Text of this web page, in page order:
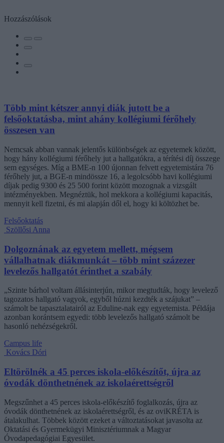
Hozzászólások
Több mint kétszer annyi diák jutott be a
felsőoktatásba, mint ahány kollégiumi férőhely
összesen van
Nemcsak abban vannak jelentős különbségek az egyetemek között,
hogy hány kollégiumi férőhely jut a hallgatókra, a térítési díj összege
sem egységes. Míg a BME-n 100 újonnan felvett egyetemistára 76
férőhely jut, a BGE-n mindössze 16, a legolcsóbb havi kollégiumi
díjak pedig 9300 és 25 500 forint között mozognak a vizsgált
intézményekben. Megnéztük, hol mekkora a kollégiumi kapacitás,
mennyit kell fizetni, és mi alapján dől el, hogy ki költözhet be.
Felsőoktatás
Szöllősi Anna
Dolgoznának az egyetem mellett, mégsem
vállalhatnak diákmunkát – több mint százezer
levelezős hallgatót érinthet a szabály
„Szinte bárhol voltam állásinterjún, mikor megtudták, hogy levelező
tagozatos hallgató vagyok, egyből húzni kezdték a szájukat” –
számolt be tapasztalatairól az Eduline-nak egy egyetemista. Példája
azonban korántsem egyedi: több levelezős hallgató számolt be
hasonló nehézségekről.
Campus life
Kovács Dóri
Eltörölnék a 45 perces iskola-előkészítőt, újra az
óvodák dönthetnének az iskolaérettségről
Megszűnhet a 45 perces iskola-előkészítő foglalkozás, újra az
óvodák dönthetnének az iskolaérettségről, és az oviKRÉTA is
átalakulhat. Többek között ezeket a változtatásokat javasolta az
Oktatási és Gyermekügyi Minisztériumnak a Magyar
Óvodapedagógiai Egyesület.